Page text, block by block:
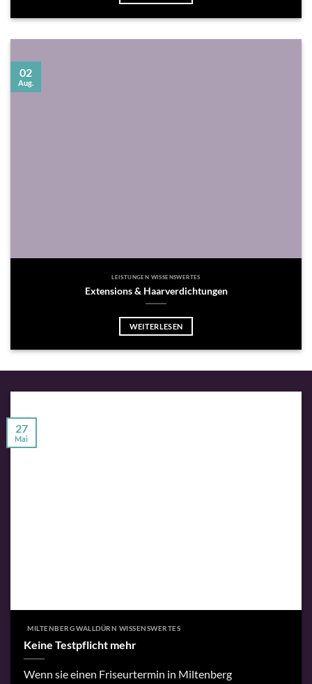
LEISTUNGEN WISSENSWERTES
Extensions & Haarverdichtungen
WEITERLESEN
02
Aug.
MILTENBERG WALLDÜRN WISSENSWERTES
Keine Testpflicht mehr
Wenn sie einen Friseurtermin in Miltenberg
27
Mai